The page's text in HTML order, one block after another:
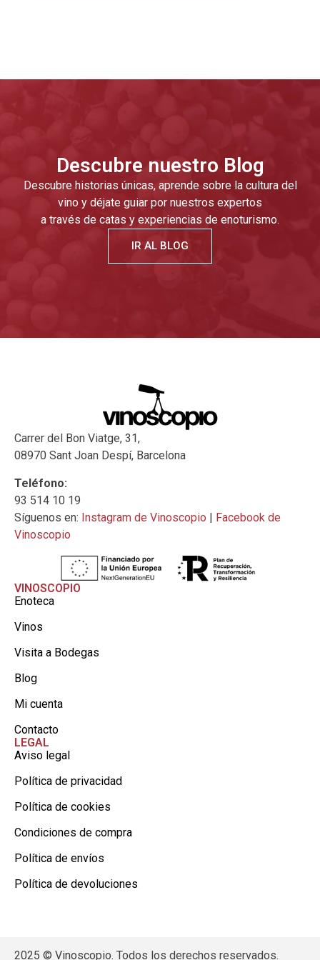
Descubre nuestro Blog
Descubre historias únicas, aprende sobre la cultura del
vino y déjate guiar por nuestros expertos
a través de catas y experiencias de enoturismo.
IR AL BLOG
Carrer del Bon Viatge, 31,
08970 Sant Joan Despí, Barcelona
Teléfono:
93 514 10 19
Síguenos en: Instagram de Vinoscopio | Facebook de
Vinoscopio
VINOSCOPIO
Enoteca
Vinos
Visita a Bodegas
Blog
Mi cuenta
Contacto
LEGAL
Aviso legal
Política de privacidad
Política de cookies
Condiciones de compra
Política de envíos
Política de devoluciones
2025 © Vinoscopio. Todos los derechos reservados.